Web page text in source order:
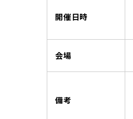
開催日時
会場
備考